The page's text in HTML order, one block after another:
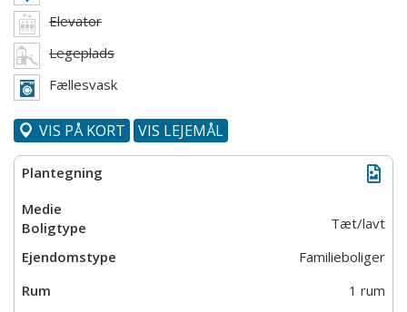
Elevator
Legeplads
Fællesvask
VIS PÅ KORT VIS LEJEMÅL
Tæt/lavt
Familieboliger
1 rum